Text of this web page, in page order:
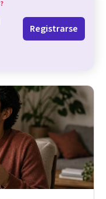
?
Registrarse